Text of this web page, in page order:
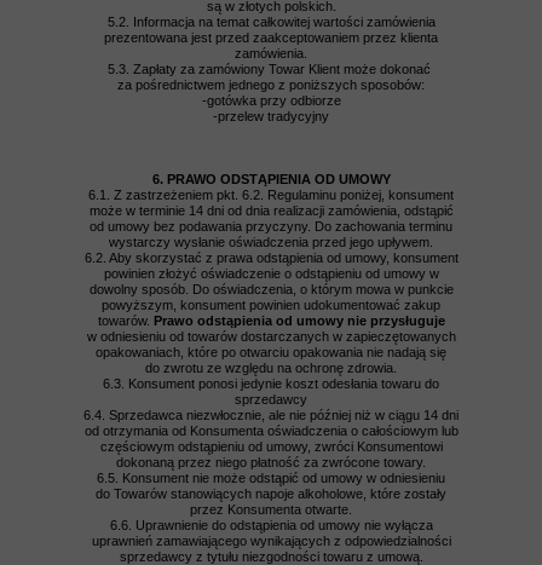
są w złotych polskich.
5.2. Informacja na temat całkowitej wartości zamówienia
prezentowana jest przed zaakceptowaniem przez klienta
zamówienia.
5.3. Zapłaty za zamówiony Towar Klient może dokonać
za pośrednictwem jednego z poniższych sposobów:
-gotówka przy odbiorze
-przelew tradycyjny
6. PRAWO ODSTĄPIENIA OD UMOWY
6.1. Z zastrzeżeniem pkt. 6.2. Regulaminu poniżej, konsument
może w terminie 14 dni od dnia realizacji zamówienia, odstąpić
od umowy bez podawania przyczyny. Do zachowania terminu
wystarczy wysłanie oświadczenia przed jego upływem.
6.2. Aby skorzystać z prawa odstąpienia od umowy, konsument
powinien złożyć oświadczenie o odstąpieniu od umowy w
dowolny sposób. Do oświadczenia, o którym mowa w punkcie
powyższym, konsument powinien udokumentować zakup
towarów. Prawo odstąpienia od umowy nie przysługuje
w odniesieniu od towarów dostarczanych w zapieczętowanych
opakowaniach, które po otwarciu opakowania nie nadają się
do zwrotu ze względu na ochronę zdrowia.
6.3. Konsument ponosi jedynie koszt odesłania towaru do
sprzedawcy
6.4. Sprzedawca niezwłocznie, ale nie później niż w ciągu 14 dni
od otrzymania od Konsumenta oświadczenia o całościowym lub
częściowym odstąpieniu od umowy, zwróci Konsumentowi
dokonaną przez niego płatność za zwrócone towary.
6.5. Konsument nie może odstąpić od umowy w odniesieniu
do Towarów stanowiących napoje alkoholowe, które zostały
przez Konsumenta otwarte.
6.6. Uprawnienie do odstąpienia od umowy nie wyłącza
uprawnień zamawiającego wynikających z odpowiedzialności
sprzedawcy z tytułu niezgodności towaru z umową.